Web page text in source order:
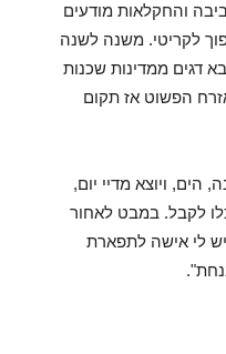
והחקלאות מודעים
לקריטי. משנה לשנה
דגים ממדינות שכנות
הפשוט אז תקום
ויוצא מדיי יום,
לקבל. במבט לאחור
לי אישה לתפארת